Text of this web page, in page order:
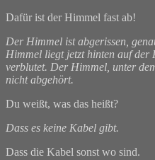
Dafür ist der Himmel fast ab!
Der Himmel ist abgerissen,
Himmel liegt jetzt hinten auf der
verblutet. Der Himmel, unter
nicht abgehört.
Du weißt, was das heißt?
Dass es keine Kabel gibt.
Dass die Kabel sonst wo sind.